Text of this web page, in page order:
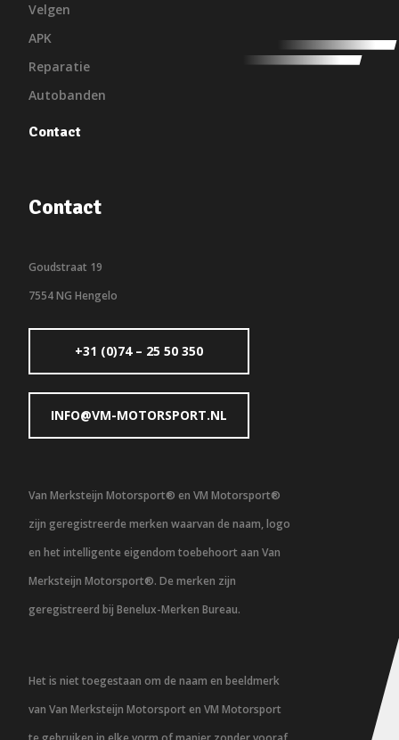
Velgen
APK
Reparatie
Autobanden
Contact
Contact
Goudstraat 19
7554 NG Hengelo
+31 (0)74 – 25 50 350
INFO@VM-MOTORSPORT.NL
Van Merksteijn Motorsport® en VM Motorsport®
zijn geregistreerde merken waarvan de naam, logo
en het intelligente eigendom toebehoort aan Van
Merksteijn Motorsport®. De merken zijn
geregistreerd bij Benelux-Merken Bureau.
Het is niet toegestaan om de naam en beeldmerk
van Van Merksteijn Motorsport en VM Motorsport